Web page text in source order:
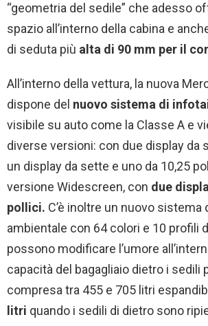
“geometria del sedile” che adesso
spazio all’interno della cabina e
di seduta più alta di 90 mm per il
All’interno della vettura, la nuova
dispone del nuovo sistema di
visibile su auto come la Classe A e
diverse versioni: con due display da
un display da sette e uno da 10,25
versione Widescreen, con due
pollici. C’è inoltre un nuovo sistema
ambientale con 64 colori e 10 profili
possono modificare l’umore
capacità del bagagliaio dietro i sedili
compresa tra 455 e 705 litri
litri quando i sedili di dietro sono